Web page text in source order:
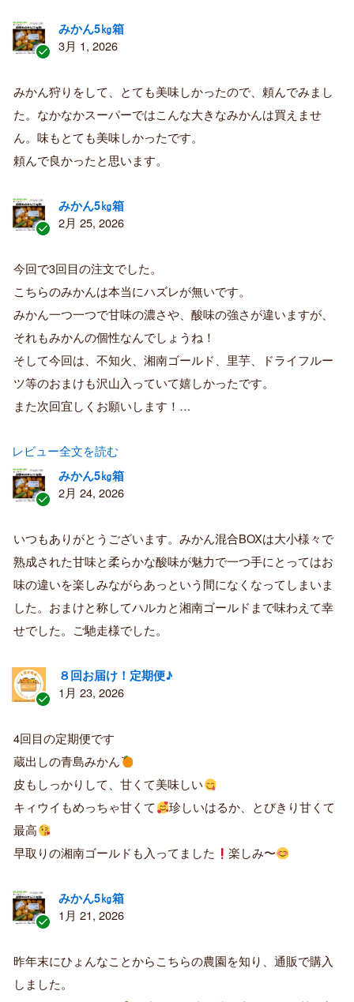
証
済
み
購
者
みかん5㎏箱
3月 1, 2026
みかん狩りをして、とても美味しかったので、頼んでみまし
た。なかなかスーパーではこんな大きなみかんは買えませ
ん。味もとても美味しかったです。
頼んで良かったと思います。
証
済
み
購
者
みかん5㎏箱
2月 25, 2026
今回で3回目の注文でした。
こちらのみかんは本当にハズレが無いです。
みかん一つ一つで甘味の濃さや、酸味の強さが違いますが、
それもみかんの個性なんでしょうね！
そして今回は、不知火、湘南ゴールド、里芋、ドライフルー
ツ等のおまけも沢山入っていて嬉しかったです。
また次回宜しくお願いします！…
レビュー全文を読む
証
済
み
購
者
みかん5㎏箱
2月 24, 2026
いつもありがとうございます。みかん混合BOXは大小様々で
熟成された甘味と柔らかな酸味が魅力で一つ手にとってはお
味の違いを楽しみながらあっという間になくなってしまいま
した。おまけと称してハルカと湘南ゴールドまで味わえて幸
せでした。ご馳走様でした。
証
済
み
購
者
８回お届け！定期便♪
1月 23, 2026
4回目の定期便です
蔵出しの青島みかん
皮もしっかりして、甘くて美味しい
キィウイもめっちゃ甘くて
珍しいはるか、とびきり甘くて
最高
早取りの湘南ゴールドも入ってました
楽しみ〜
証
済
み
みかん5㎏箱
1月 21, 2026
昨年末にひょんなことからこちらの農園を知り、通販で購入
しました。